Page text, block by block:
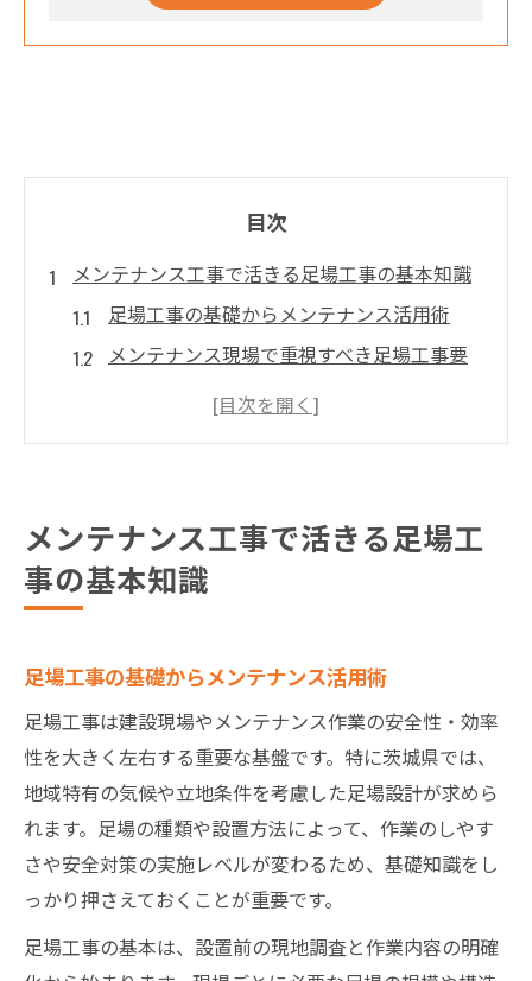
目次
メンテナンス工事で活きる足場工事の基本知識
足場工事の基礎からメンテナンス活用術
メンテナンス現場で重視すべき足場工事要
メンテナンス効率化に役立つ足場工事の基
本
足場工事選びで安全性を最大化するコツ
解説
足場工事で作業現場のリスクを減らす方法
信頼できる足場工事業者の安全対策比較
安全意識が高い足場工事選定の実践方法
茨城県の現場に最適な足場工事とは何か
茨城県で求められる足場工事の特長と条件
メンテナンス工事で活きる足場工
事の基本知識
足場工事の基礎からメンテナンス活用術
足場工事は建設現場やメンテナンス作業の安全性・効率
性を大きく左右する重要な基盤です。特に茨城県では、
地域特有の気候や立地条件を考慮した足場設計が求めら
れます。足場の種類や設置方法によって、作業のしやす
さや安全対策の実施レベルが変わるため、基礎知識をし
っかり押さえておくことが重要です。
足場工事の基本は、設置前の現地調査と作業内容の明確